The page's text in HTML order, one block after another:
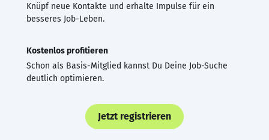
Knüpf neue Kontakte und erhalte Impulse für ein
besseres Job-Leben.
Kostenlos profitieren
Schon als Basis-Mitglied kannst Du Deine Job-Suche
deutlich optimieren.
Jetzt registrieren